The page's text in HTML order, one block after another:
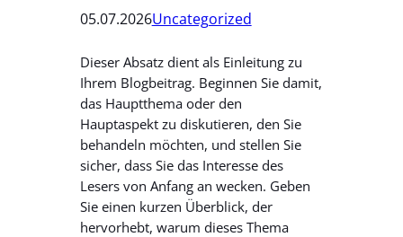
05.07.2026Uncategorized
Dieser Absatz dient als Einleitung zu
Ihrem Blogbeitrag. Beginnen Sie damit,
das Hauptthema oder den
Hauptaspekt zu diskutieren, den Sie
behandeln möchten, und stellen Sie
sicher, dass Sie das Interesse des
Lesers von Anfang an wecken. Geben
Sie einen kurzen Überblick, der
hervorhebt, warum dieses Thema